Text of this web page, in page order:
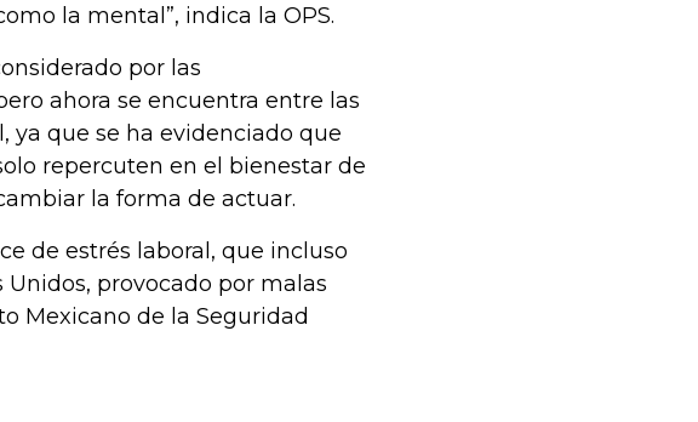
la mental”, indica la OPS.
por las
ahora se encuentra entre las
ya que se ha evidenciado que
repercuten en el bienestar de
la forma de actuar.
de estrés laboral, que incluso
provocado por malas
Mexicano de la Seguridad